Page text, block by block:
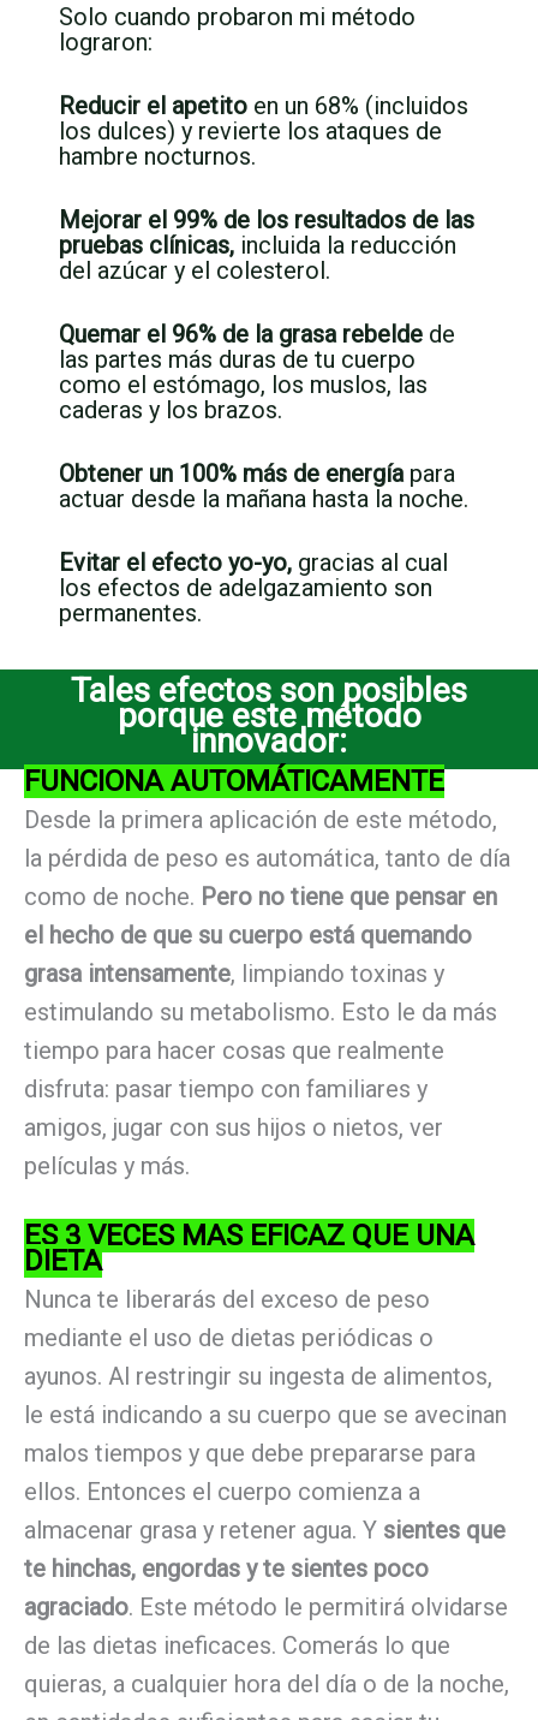
Solo cuando probaron mi método
lograron:
Reducir el apetito en un 68% (incluidos
los dulces) y revierte los ataques de
hambre nocturnos.
Mejorar el 99% de los resultados de las
pruebas clínicas, incluida la reducción
del azúcar y el colesterol.
Quemar el 96% de la grasa rebelde de
las partes más duras de tu cuerpo
como el estómago, los muslos, las
caderas y los brazos.
Obtener un 100% más de energía para
actuar desde la mañana hasta la noche.
Evitar el efecto yo-yo, gracias al cual
los efectos de adelgazamiento son
permanentes.
Tales efectos son posibles
porque este método
innovador:
FUNCIONA AUTOMÁTICAMENTE
Desde la primera aplicación de este método,
la pérdida de peso es automática, tanto de día
como de noche. Pero no tiene que pensar en
el hecho de que su cuerpo está quemando
grasa intensamente, limpiando toxinas y
estimulando su metabolismo. Esto le da más
tiempo para hacer cosas que realmente
disfruta: pasar tiempo con familiares y
amigos, jugar con sus hijos o nietos, ver
películas y más.
ES 3 VECES MAS EFICAZ QUE UNA
DIETA
Nunca te liberarás del exceso de peso
mediante el uso de dietas periódicas o
ayunos. Al restringir su ingesta de alimentos,
le está indicando a su cuerpo que se avecinan
malos tiempos y que debe prepararse para
ellos. Entonces el cuerpo comienza a
almacenar grasa y retener agua. Y sientes que
te hinchas, engordas y te sientes poco
agraciado. Este método le permitirá olvidarse
de las dietas ineficaces. Comerás lo que
quieras, a cualquier hora del día o de la noche,